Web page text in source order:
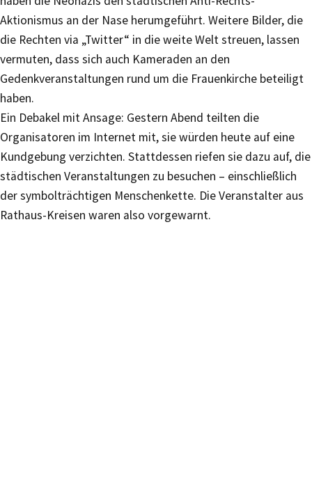
Aktionismus an der Nase herumgeführt. Weitere Bilder, die
die Rechten via „Twitter“ in die weite Welt streuen, lassen
vermuten, dass sich auch Kameraden an den
Gedenkveranstaltungen rund um die Frauenkirche beteiligt
haben.
Ein Debakel mit Ansage: Gestern Abend teilten die
Organisatoren im Internet mit, sie würden heute auf eine
Kundgebung verzichten. Stattdessen riefen sie dazu auf, die
städtischen Veranstaltungen zu besuchen – einschließlich
der symbolträchtigen Menschenkette. Die Veranstalter aus
Rathaus-Kreisen waren also vorgewarnt.